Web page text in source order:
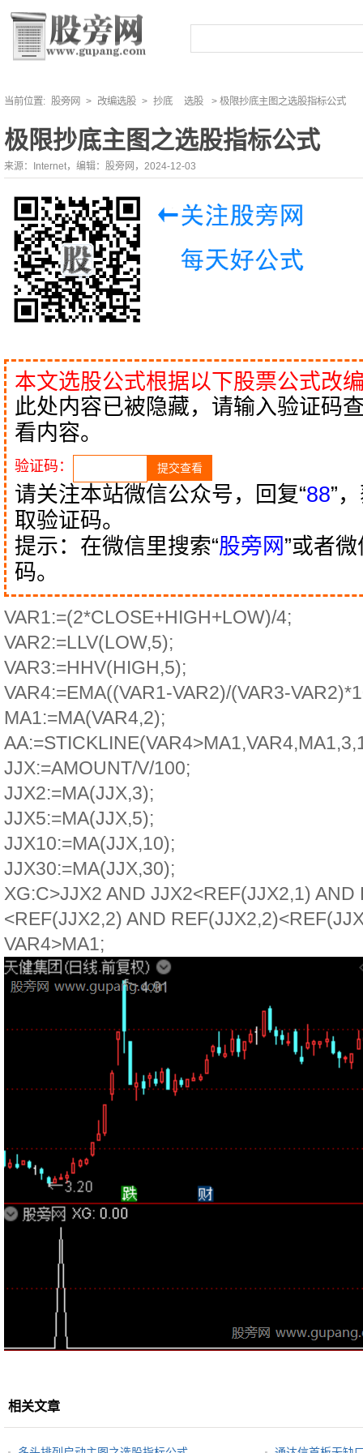
当前位置: 股旁网 > 改编选股 > 抄底 选股 > 极限抄底主图之选股指标公式
极限抄底主图之选股指标公式
来源：Internet，编辑：股旁网，2024-12-03
本文选股公式根据以下股票公式改
此处内容已被隐藏，请输入验证码
看内容。
验证码：
请关注本站微信公众号，回复“88”
取验证码。
提示：在微信里搜索“股旁网 ”或者
码。
VAR1:=(2*CLOSE+HIGH+LOW)/4;
VAR2:=LLV(LOW,5);
VAR3:=HHV(HIGH,5);
VAR4:=EMA((VAR1-VAR2)/(VAR3-
MA1:=MA(VAR4,2);
JJX:=AMOUNT/V/100;
JJX2:=MA(JJX,3);
JJX5:=MA(JJX,5);
JJX10:=MA(JJX,10);
JJX30:=MA(JJX,30);
XG:C>JJX2 AND JJX2<REF(JJX2,1) AND
<REF(JJX2,2) AND
VAR4>MA1;
相关文章